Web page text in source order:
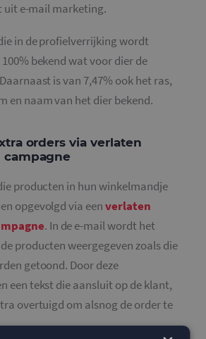
uit e-mail marketing.
in de profielverrijking wordt
bekend wat voor dier de
is van 7,47% ook het ras,
en naam van het dier bekend.
orders via verlaten
producten in hun winkelmandje
opgevolgd via eenverlaten
. In de e-mail wordt het
producten weergegeven zoals die
getoond. Door deze
een tekst die aansluit op de klant,
overtuigd om alsnog de order te